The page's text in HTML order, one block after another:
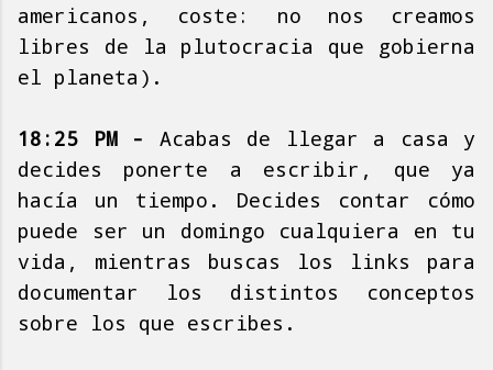
americanos, coste: no nos creamos
libres de la plutocracia que gobierna
el planeta).
18:25 PM - Acabas de llegar a casa y
decides ponerte a escribir, que ya
hacía un tiempo. Decides contar cómo
puede ser un domingo cualquiera en tu
vida, mientras buscas los links para
documentar los distintos conceptos
sobre los que escribes.